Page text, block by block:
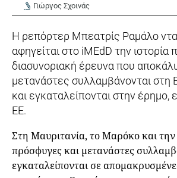
Γιώργος Σχοινάς
Η ρεπόρτερ Μπεατρίς Ραμάλο
αφηγείται στο iMEdD την ιστορία
διασυνοριακή έρευνα που
μετανάστες συλλαμβάνονται στη
και εγκαταλείπονται στην έρημο,
ΕΕ.
Στη Μαυριτανία, το Μαρόκο και
πρόσφυγες και μετανάστες
εγκαταλείπονται σε